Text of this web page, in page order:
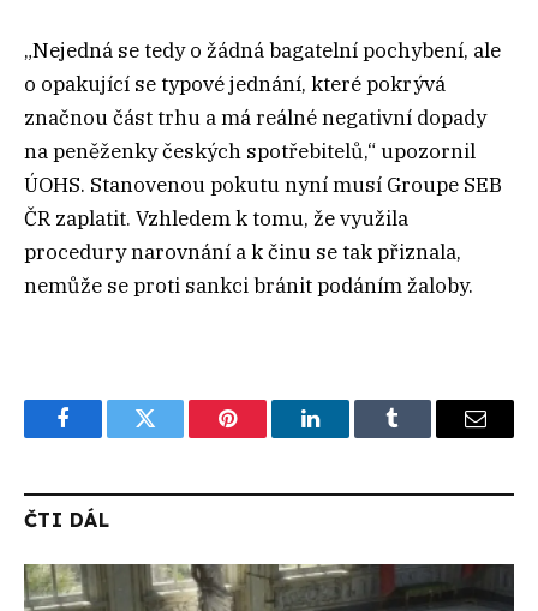
„Nejedná se tedy o žádná bagatelní pochybení, ale
o opakující se typové jednání, které pokrývá
značnou část trhu a má reálné negativní dopady
na peněženky českých spotřebitelů,“ upozornil
ÚOHS. Stanovenou pokutu nyní musí Groupe SEB
ČR zaplatit. Vzhledem k tomu, že využila
procedury narovnání a k činu se tak přiznala,
nemůže se proti sankci bránit podáním žaloby.
FacebookTwitter Pinterest LinkedInTumblr Email
ČTI DÁL